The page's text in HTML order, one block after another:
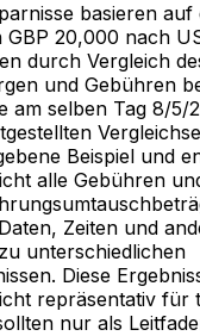
basieren auf
20,000 nach
durch Vergleich
und Gebühren
am selben Tag 8/5/
Beispiel und
alle Gebühren
Zeiten und
unterschiedlichen
Diese
repräsentativ für
nur als